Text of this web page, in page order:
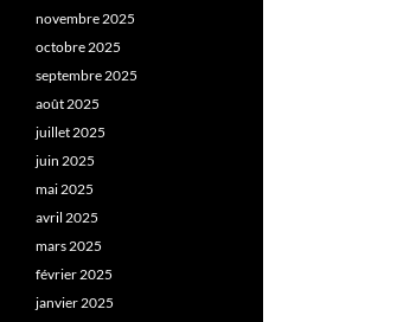
novembre 2025
octobre 2025
septembre 2025
août 2025
juillet 2025
juin 2025
mai 2025
avril 2025
mars 2025
février 2025
janvier 2025